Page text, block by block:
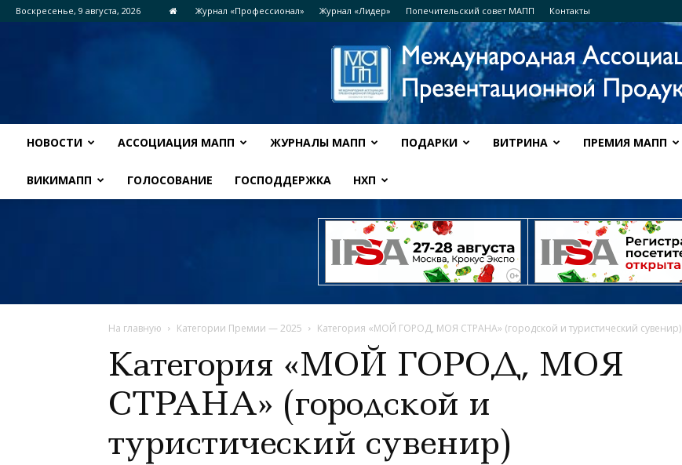
Воскресенье, 9 августа, 2026 Журнал «Профессионал» Журнал «Лидер» Попечительский совет МАПП Контакты
НОВОСТИ АССОЦИАЦИЯ МАПП ЖУРНАЛЫ МАПП ПОДАРКИ ВИТРИНА ПРЕМИЯ МАПП
ВИКИМАПП ГОЛОСОВАНИЕ ГОСПОДДЕРЖКА НХП
На главную Категории Премии — 2025 Категория «МОЙ ГОРОД, МОЯ СТРАНА» (городской и туристический сувенир)
Категория «МОЙ ГОРОД, МОЯ
СТРАНА» (городской и
туристический сувенир)